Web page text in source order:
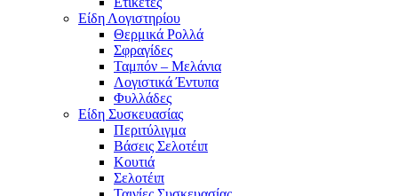
Είδη Λογιστηρίου
Θερμικά Ρολλά
Σφραγίδες
Ταμπόν – Μελάνια
Λογιστικά Έντυπα
Φυλλάδες
Είδη Συσκευασίας
Περιτύλιγμα
Βάσεις Σελοτέιπ
Κουτιά
Σελοτέιπ